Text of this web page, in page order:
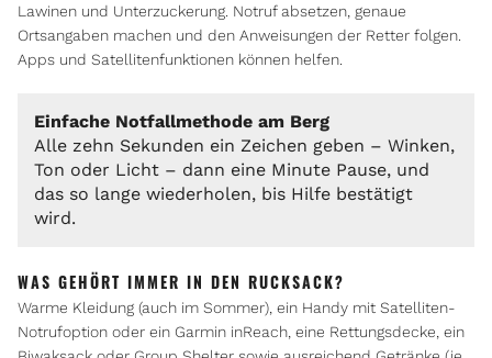
Lawinen und Unterzuckerung. Notruf absetzen, genaue
Ortsangaben machen und den Anweisungen der Retter folgen.
Apps und Satellitenfunktionen können helfen.
Einfache Notfallmethode am Berg
Alle zehn Sekunden ein Zeichen geben – Winken,
Ton oder Licht – dann eine Minute Pause, und
das so lange wiederholen, bis Hilfe bestätigt
wird.
WAS GEHÖRT IMMER IN DEN RUCKSACK?
Warme Kleidung (auch im Sommer), ein Handy mit Satelliten-
Notrufoption oder ein Garmin inReach, eine Rettungsdecke, ein